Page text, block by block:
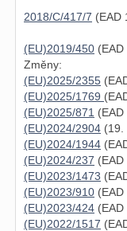
2018/C/417/7 (EAD
(EU)2019/450
Změny:
(EU)2025/2355
(EU)2025/1769
(EU)2025/871
(EU)2024/2904 (19.
(EU)2024/1944
(EU)2024/237
(EU)2023/1473
(EU)2023/910
(EU)2023/424
(EU)2022/1517